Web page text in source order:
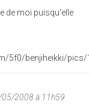
de moi puisqu'elle
05/2008 à 11h59